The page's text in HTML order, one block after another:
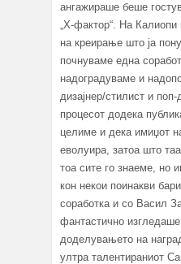
ангажираше беше
„Х-фактор“. На
на креирање што ја
почнуваме една
надоградуваме и
дизајнер/стилист и
процесот додека
целиме и дека имиџот
еволуира, затоа што
тоа сите го знаеме, но
кон некои поинакви
соработка и со Васил
фантастично
доделувањето на
ултра талентираниот